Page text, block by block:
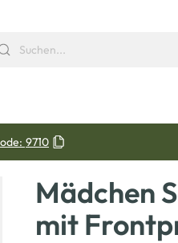
9710
Mädchen
mit